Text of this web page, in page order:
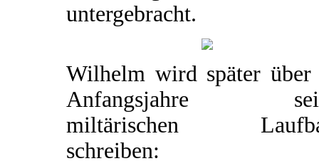
untergebracht.
Wilhelm wird später über
Anfangsjahre
miltärischen
schreiben: